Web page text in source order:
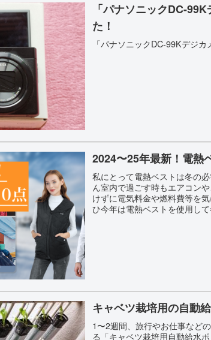
「パナソニックDC-
た！
「パナソニックDC-99Kデジ
2024〜25年最新！電熱
私にとって電熱ベストは冬の
ん室内で過ごす時もエアコン
けずに電気料金や燃料費等を
ひ今年は電熱ベストを使用し
キャベツ栽培用の自動
1〜2週間、旅行やお仕事など
る「キャベツ栽培用自動給水